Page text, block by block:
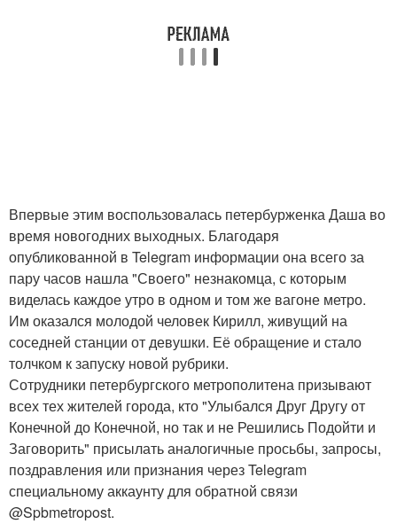
Впервые этим воспользовалась петербурженка Даша во
время новогодних выходных. Благодаря
опубликованной в Telegram информации она всего за
пару часов нашла "Своего" незнакомца, с которым
виделась каждое утро в одном и том же вагоне метро.
Им оказался молодой человек Кирилл, живущий на
соседней станции от девушки. Её обращение и стало
толчком к запуску новой рубрики.
Сотрудники петербургского метрополитена призывают
всех тех жителей города, кто "Улыбался Друг Другу от
Конечной до Конечной, но так и не Решились Подойти и
Заговорить" присылать аналогичные просьбы, запросы,
поздравления или признания через Telegram
специальному аккаунту для обратной связи
@Spbmetropost.